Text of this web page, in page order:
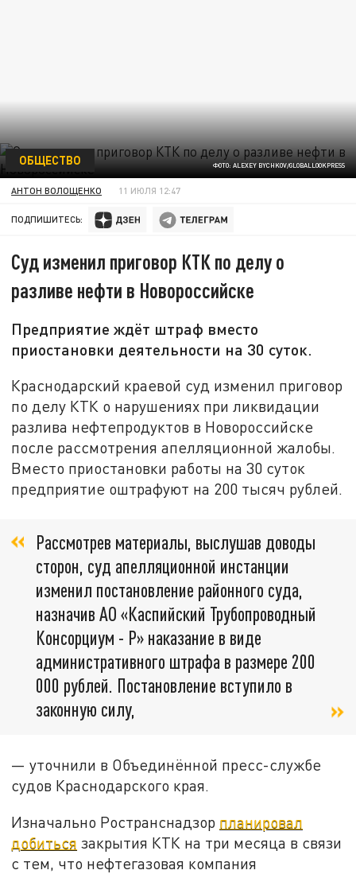
ФОТО: ALEXEY BYCHKOV/GLOBALLOOKPRESS
ОБЩЕСТВО
АНТОН ВОЛОЩЕНКО 11 ИЮЛЯ 12:47
ПОДПИШИТЕСЬ:
Суд изменил приговор КТК по делу о
разливе нефти в Новороссийске
Предприятие ждёт штраф вместо
приостановки деятельности на 30 суток.
Краснодарский краевой суд изменил приговор
по делу КТК о нарушениях при ликвидации
разлива нефтепродуктов в Новороссийске
после рассмотрения апелляционной жалобы.
Вместо приостановки работы на 30 суток
предприятие оштрафуют на 200 тысяч рублей.
Рассмотрев материалы, выслушав доводы
сторон, суд апелляционной инстанции
изменил постановление районного суда,
назначив АО «Каспийский Трубопроводный
Консорциум - Р» наказание в виде
административного штрафа в размере 200
000 рублей. Постановление вступило в
законную силу,
— уточнили в Объединённой пресс-службе
судов Краснодарского края.
Изначально Ространснадзор планировал
добиться закрытия КТК на три месяца в связи
с тем, что нефтегазовая компания